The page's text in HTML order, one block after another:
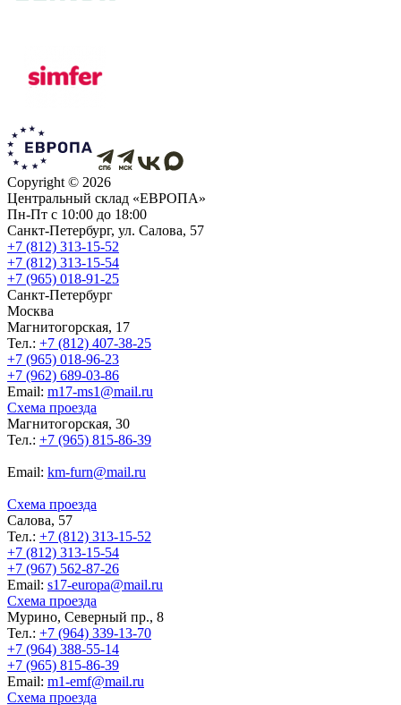
Copyright © 2026
Центральный склад «ЕВРОПА»
Пн-Пт с 10:00 до 18:00
Санкт-Петербург, ул. Салова, 57
+7 (812) 313-15-52
+7 (812) 313-15-54
+7 (965) 018-91-25
Санкт-Петербург
Москва
Магнитогорская, 17
Тел.: +7 (812) 407-38-25
+7 (965) 018-96-23
+7 (962) 689-03-86
Еmail: m17-ms1@mail.ru
Схема проезда
Магнитогорская, 30
Тел.: +7 (965) 815-86-39
Еmail: km-furn@mail.ru
Схема проезда
Салова, 57
Тел.: +7 (812) 313-15-52
+7 (812) 313-15-54
+7 (967) 562-87-26
Еmail: s17-europa@mail.ru
Схема проезда
Мурино, Северный пр., 8
Тел.: +7 (964) 339-13-70
+7 (964) 388-55-14
+7 (965) 815-86-39
Еmail: m1-emf@mail.ru
Схема проезда